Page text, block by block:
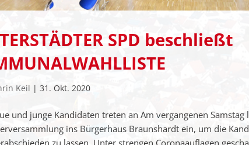
SPD beschließt
Keil | 31. Okt. 2020
und junge Kandidaten treten an Am vergangenen
ins Bürgerhaus Braunshardt ein, um die